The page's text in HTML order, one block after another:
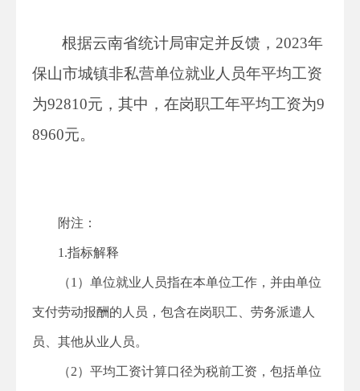
根据云南省统计局审定并反馈， 2023年
保山市城镇非私营单位就业人员年平均工资
为92810元，其中，在岗职工年平均工资为9
8960元。
附注：
1.指标解释
（1 ）单位就业人员指在本单位工作，并由单位
支付劳动报酬的人员，包含在岗职工、劳务派遣人
员、其他从业人员。
（2）平均工资计算口径为税前工资，包括单位